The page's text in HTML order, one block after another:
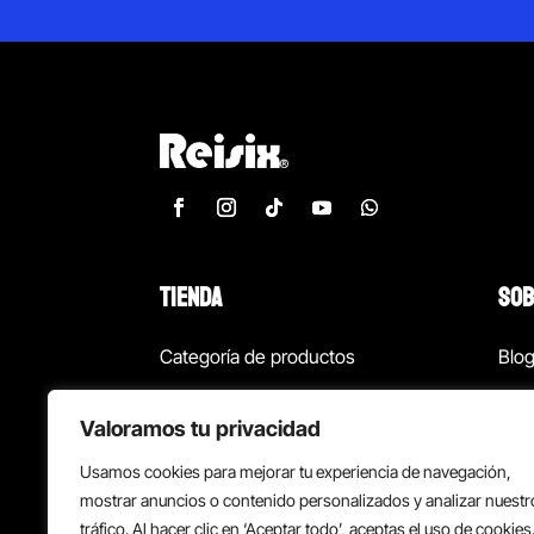
Valoramos tu privacidad
Usamos cookies para mejorar tu experiencia de navegación,
mostrar anuncios o contenido personalizados y analizar
tráfico. Al hacer clic en ‘Aceptar todo’, aceptas el uso de cookies.
TIENDA
Categoría de productos
¡Las mejores ofertas!
Back to school
Blog